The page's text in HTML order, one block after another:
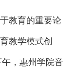
教育的重要论
教学模式创
，惠州学院音